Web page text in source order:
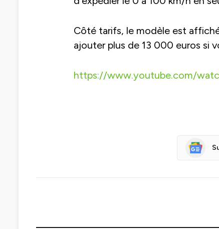
Côté tarifs, le modèle est
ajouter plus de 13 000 euros si
https://www.youtube.com/